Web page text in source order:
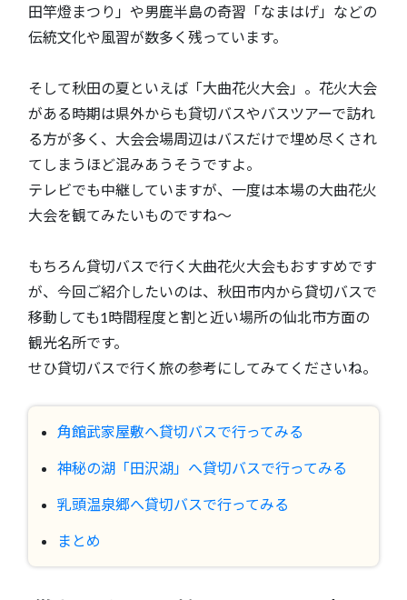
田竿燈まつり」や男鹿半島の奇習「なまはげ」などの
伝統文化や風習が数多く残っています。
そして秋田の夏といえば「大曲花火大会」。花火大会
がある時期は県外からも貸切バスやバスツアーで訪れ
る方が多く、大会会場周辺はバスだけで埋め尽くされ
てしまうほど混みあうそうですよ。
テレビでも中継していますが、一度は本場の大曲花火
大会を観てみたいものですね～
もちろん貸切バスで行く大曲花火大会もおすすめです
が、今回ご紹介したいのは、秋田市内から貸切バスで
移動しても1時間程度と割と近い場所の仙北市方面の
観光名所です。
せひ貸切バスで行く旅の参考にしてみてくださいね。
角館武家屋敷へ貸切バスで行ってみる
神秘の湖「田沢湖」へ貸切バスで行ってみる
乳頭温泉郷へ貸切バスで行ってみる
まとめ